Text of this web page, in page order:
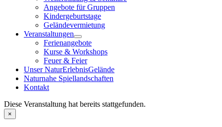
Angebote für Gruppen
Kindergeburtstage
Geländevermietung
Veranstaltungen
Ferienangebote
Kurse & Workshops
Feuer & Feier
Unser NaturErlebnisGelände
Naturnahe Spiellandschaften
Kontakt
Diese Veranstaltung hat bereits stattgefunden.
×